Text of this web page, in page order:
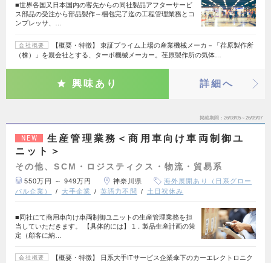
■世界各国又日本国内の客先からの同社製品アフターサービ
ス部品の受注から部品製作～梱包完了迄の工程管理業務とコ
ンプレッサ、…
会社概要
【概要・特徴】 東証プライム上場の産業機械メーカ－「荏原製作所
（株）」を親会社とする、ターボ機械メーカー。荏原製作所の気体…
興味あり 詳細へ
掲載期間 26/08/05～26/09/07
NEW
生産管理業務＜商用車向け車両制御ユ
ニット＞
その他、SCM・ロジスティクス・物流・貿易系
550万円 ～ 949万円 神奈川県
海外展開あり（日系グロー
バル企業）
大手企業 英語力不問 土日祝休み
■同社にて商用車向け車両制御ユニットの生産管理業務を担
当していただきます。 【具体的には】 1．製品生産計画の策
定（顧客に納…
会社概要
【概要・特徴】 日系大手ITサービス企業傘下のカーエレクトロニク